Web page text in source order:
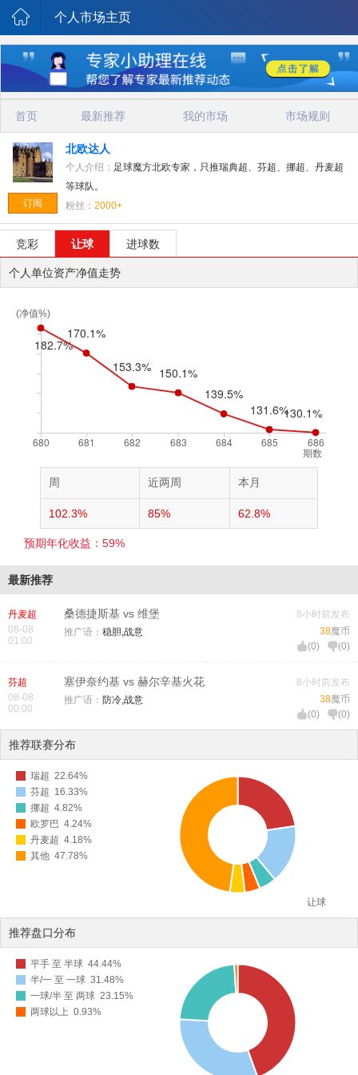
个人市场主页
首页 最新推荐 我的市场 市场规则
订阅
北欧达人
个人介绍： 足球魔方北欧专家，只推瑞典超、芬超、挪超、丹麦超
等球队。
粉丝： 2000+
竞彩 让球 进球数
个人单位资产净值走势
(净值%)
期数
周 近两周 本月
102.3% 85% 62.8%
预期年化收益：59%
最新推荐
丹麦超
08-08
01:00
桑德捷斯基 vs 维堡
推广语： 稳胆,战意
8小时前发布
38魔币
(0) (0)
芬超
08-08
00:00
塞伊奈约基 vs 赫尔辛基火花
推广语： 防冷,战意
8小时前发布
38魔币
(0) (0)
推荐联赛分布
瑞超 22.64%
芬超 16.33%
挪超 4.82%
欧罗巴 4.24%
丹麦超 4.18%
其他 47.78%
让球
推荐盘口分布
平手 至 半球 44.44%
半/一 至 一球 31.48%
一球/半 至 两球 23.15%
两球以上 0.93%